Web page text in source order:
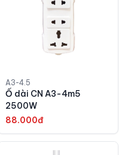
A3-4.5
Ổ dài CN A3-4m5
2500W
88.000đ